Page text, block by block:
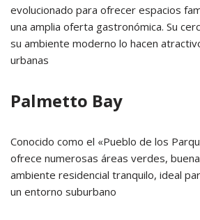
evolucionado para ofrecer espacios
una amplia oferta gastronómica. Su
su ambiente moderno lo hacen
urbanas
Palmetto Bay
Conocido como el «Pueblo de los
ofrece numerosas áreas verdes,
ambiente residencial tranquilo, ideal
un entorno suburbano